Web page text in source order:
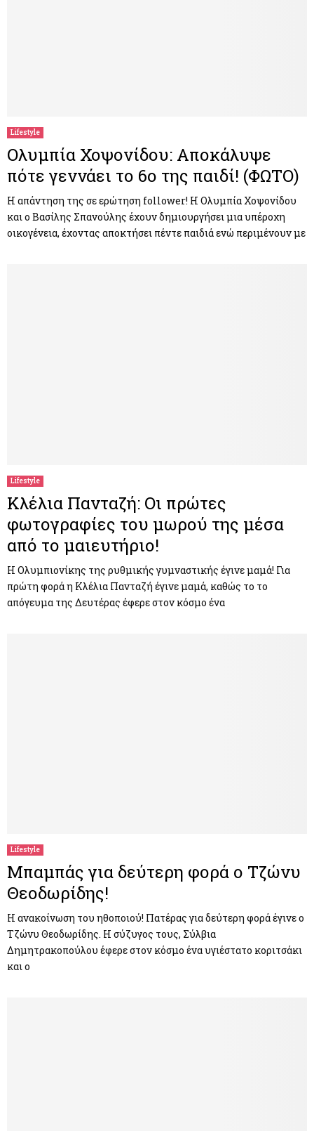
Lifestyle
Ολυμπία Χοψονίδου: Αποκάλυψε
πότε γεννάει το 6ο της παιδί! (ΦΩΤΟ)
Η απάντηση της σε ερώτηση follower! Η Ολυμπία Χοψονίδου
και ο Βασίλης Σπανούλης έχουν δημιουργήσει μια υπέροχη
οικογένεια, έχοντας αποκτήσει πέντε παιδιά ενώ περιμένουν με
Lifestyle
Κλέλια Πανταζή: Οι πρώτες
φωτογραφίες του μωρού της μέσα
από το μαιευτήριο!
Η Ολυμπιονίκης της ρυθμικής γυμναστικής έγινε μαμά! Για
πρώτη φορά η Κλέλια Πανταζή έγινε μαμά, καθώς το το
απόγευμα της Δευτέρας έφερε στον κόσμο ένα
Lifestyle
Μπαμπάς για δεύτερη φορά ο Τζώνυ
Θεοδωρίδης!
Η ανακοίνωση του ηθοποιού! Πατέρας για δεύτερη φορά έγινε ο
Τζώνυ Θεοδωρίδης. Η σύζυγος τους, Σύλβια
Δημητρακοπούλου έφερε στον κόσμο ένα υγιέστατο κοριτσάκι
και ο